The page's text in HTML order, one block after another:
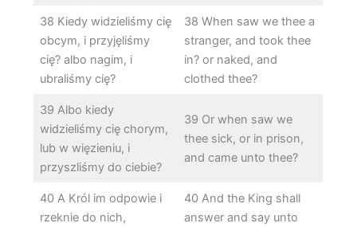
38 Kiedy widzieliśmy cię
obcym, i przyjęliśmy
cię? albo nagim, i
ubraliśmy cię?
38 When saw we thee a
stranger, and took thee
in? or naked, and
clothed thee?
39 Albo kiedy
widzieliśmy cię chorym,
lub w więzieniu, i
przyszliśmy do ciebie?
39 Or when saw we
thee sick, or in prison,
and came unto thee?
40 A Król im odpowie i
rzeknie do nich,
40 And the King shall
answer and say unto